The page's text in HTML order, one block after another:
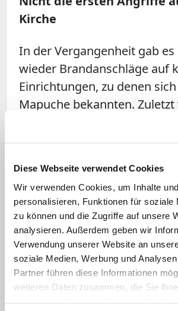
Diese Webseite verwendet Cookies
Wir verwenden Cookies, um Inhalte
personalisieren, Funktionen für soziale
zu können und die Zugriffe auf unsere
analysieren. Außerdem geben wir
Verwendung unserer Website an
soziale Medien, Werbung und
Partner führen diese Informationen
weiteren Daten zusammen, die Sie
Kirche
In der Vergangenheit gab
wieder Brandanschläge auf
Einrichtungen, zu denen
Mapuche bekannten.
Angaben der
wurden in der Nähe der
Bekennerschreiben von
Mapuche gefunden. Die
"Weichan Auka Mapu"
damit, dass Kirchenvertreter
mitverantwortlich für